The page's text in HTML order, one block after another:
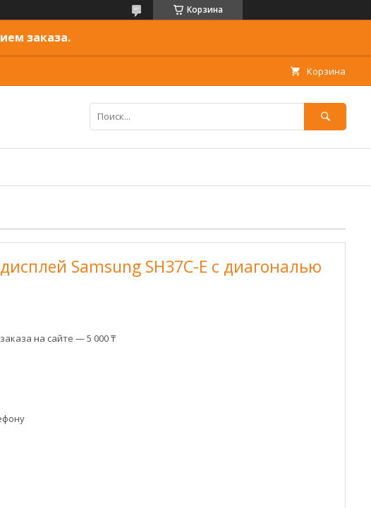
Корзина
заказа.
Корзина
Samsung SH37C-E с диагональю
на сайте — 5 000 ₸